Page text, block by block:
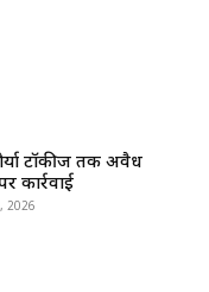
टॉकीज तक अवैध
कार्रवाई
2026